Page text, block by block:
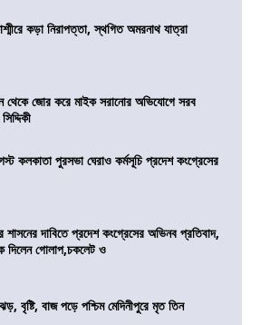
কড়া নিরাপত্তা, স্থগিত অমরনাথ যাত্রা
থেকে জোর করে মাইক সরানোর অভিযোগে সরব
কলকাতা পুরসভা ঘেরাও কর্মসূচি প্রদেশ কংগ্রেসের
দাবিতে প্রদেশ কংগ্রেসের অভিনব প্রতিবাদ,
দিলেন গোলাপ,চকলেট ও
বৃষ্টি, বাজ পড়ে পশ্চিম মেদিনীপুরে মৃত তিন